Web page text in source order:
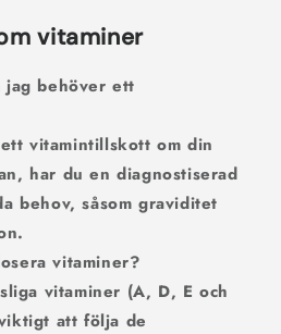
vitaminer
jag behöver ett
vitamintillskott om din
har du en diagnostiserad
behov, såsom graviditet
vitaminer?
vitaminer (A, D, E och
att följa de